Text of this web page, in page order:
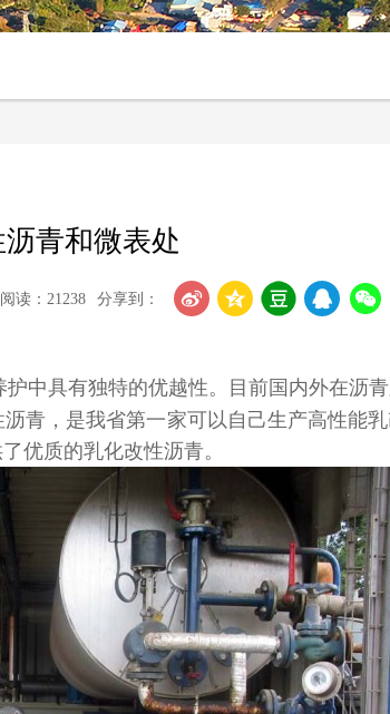
青和微表处
读：21238 分享到：
中具有独特的优越性。目前国内外在沥
青，是我省第一家可以自己生产高性能
优质的乳化改性沥青。